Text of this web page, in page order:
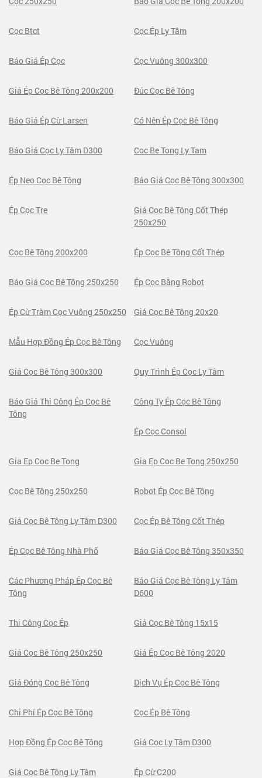
Cọc Btct Cọc Ép Ly Tâm
Báo Giá Ép Cọc Cọc Vuông 300x300
Giá Ép Cọc Bê Tông 200x200 Đúc Cọc Bê Tông
Báo Giá Ép Cừ Larsen Có Nên Ép Cọc Bê Tông
Báo Giá Cọc Ly Tâm D300 Coc Be Tong Ly Tam
Ép Neo Cọc Bê Tông Báo Giá Cọc Bê Tông 300x300
Ép Cọc Tre
Giá Cọc Bê Tông Cốt Thép
250x250
Cọc Bê Tông 200x200 Ép Cọc Bê Tông Cốt Thép
Báo Giá Cọc Bê Tông 250x250 Ép Cọc Bằng Robot
Ép Cừ Tràm Cọc Vuông 250x250 Giá Cọc Bê Tông 20x20
Mẫu Hợp Đồng Ép Cọc Bê Tông Cọc Vuông
Giá Cọc Bê Tông 300x300 Quy Trình Ép Cọc Ly Tâm
Báo Giá Thi Công Ép Cọc Bê
Tông
Công Ty Ép Cọc Bê Tông
Ép Cọc Consol
Gia Ep Coc Be Tong Gia Ep Coc Be Tong 250x250
Cọc Bê Tông 250x250 Robot Ép Cọc Bê Tông
Giá Cọc Bê Tông Ly Tâm D300 Cọc Ép Bê Tông Cốt Thép
Ép Cọc Bê Tông Nhà Phố Báo Giá Cọc Bê Tông 350x350
Các Phương Pháp Ép Cọc Bê
Tông
Báo Giá Cọc Bê Tông Ly Tâm
D600
Thi Công Cọc Ép Giá Cọc Bê Tông 15x15
Giá Cọc Bê Tông 250x250 Giá Ép Cọc Bê Tông 2020
Giá Đóng Cọc Bê Tông Dịch Vụ Ép Cọc Bê Tông
Chi Phí Ép Cọc Bê Tông Cọc Ép Bê Tông
Hợp Đồng Ép Cọc Bê Tông Giá Cọc Ly Tâm D300
Giá Cọc Bê Tông Ly Tâm Ép Cừ C200